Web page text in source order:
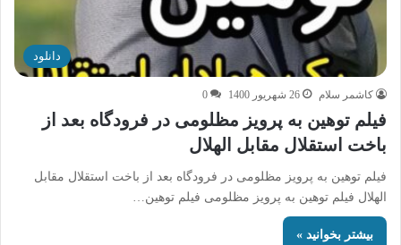
دانلود
کاشمر سلام 26 شهریور 1400 0
فیلم توهین به پرویز مظلومی در فرودگاه بعد از
باخت استقلال مقابل الهلال
فیلم توهین به پرویز مظلومی در فرودگاه بعد از باخت استقلال مقابل
الهلال فیلم توهین به پرویز مظلومی فیلم توهین…
بیشتر بخوانید »